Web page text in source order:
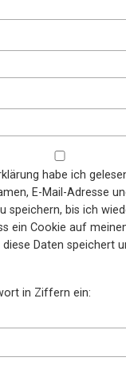
habe ich
E-Mail-Adresse
speichern, bis ich
ein Cookie auf
Daten speichert
in Ziffern ein: